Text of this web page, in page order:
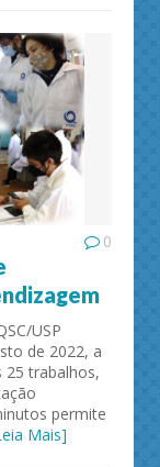
0
USP
de 2022, a
25 trabalhos,
permite
Mais]